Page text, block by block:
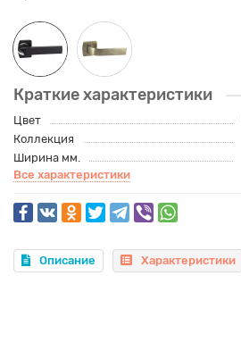
Краткие характеристики
Цвет
Коллекция
Ширина мм.
Все характеристики
Описание Характеристики